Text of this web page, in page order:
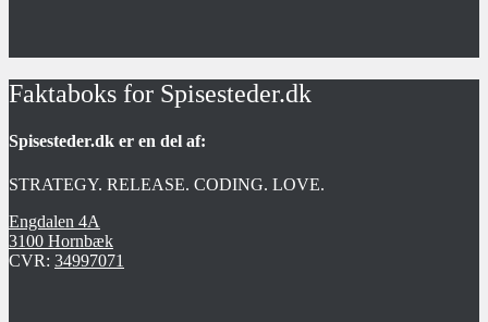
Faktaboks for Spisesteder.dk
Spisesteder.dk er en del af:
STRATEGY. RELEASE. CODING. LOVE.
Engdalen 4A
3100 Hornbæk
CVR: 34997071